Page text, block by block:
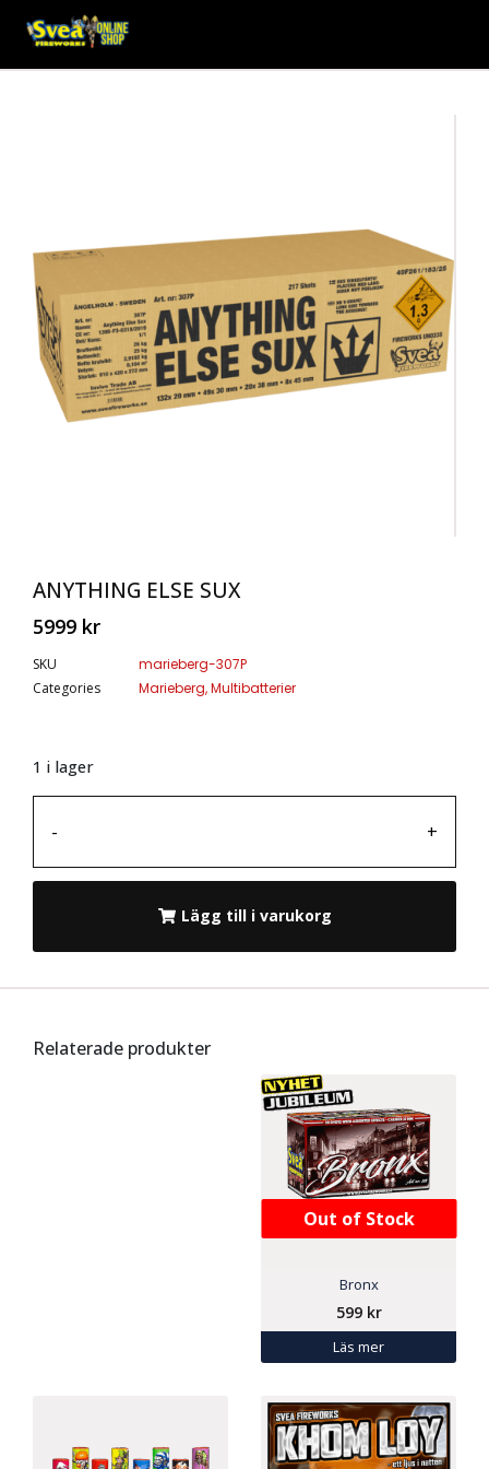
ANYTHING ELSE SUX
5999 kr
SKU
marieberg-307P
Categories
Marieberg,Multibatterier
1 i lager
- +
Lägg till i varukorg
Relaterade produkter
Out of Stock
Bronx
599 kr
Läs mer